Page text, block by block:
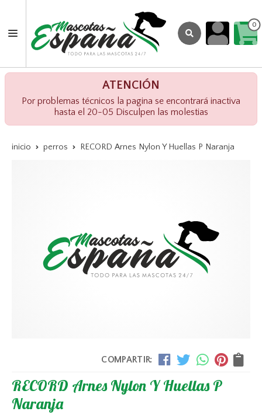
0
ATENCIÓN
Por problemas técnicos la pagina se encontrará inactiva
hasta el 20-05 Disculpen las molestias
inicio perros RECORD Arnes Nylon Y Huellas P Naranja
COMPARTIR:
RECORD Arnes Nylon Y Huellas P
Naranja